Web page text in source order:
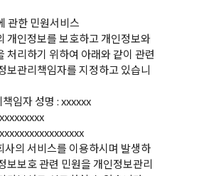
관한 민원서비스
개인정보를 보호하고 개인정보와
처리하기 위하여 아래와 같이 관련
보관리책임자를 지정하고 있습니
임자 성명 : xxxxxx
사의 서비스를 이용하시며 발생하
보보호 관련 민원을 개인정보관리